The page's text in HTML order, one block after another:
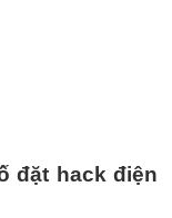
đặt hack điện